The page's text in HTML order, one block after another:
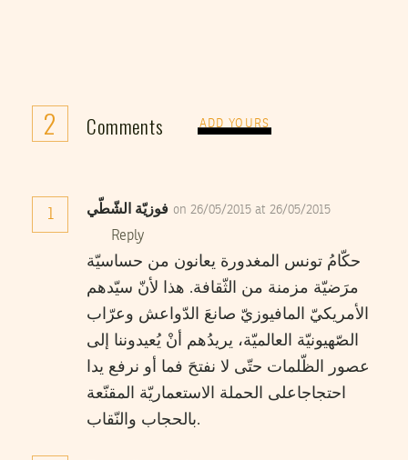
2 Comments ADD YOURS
1 فوزيّة الشّطّي on 26/05/2015 at 26/05/2015
Reply
حكّامُ تونس المغدورة يعانون من حساسيّة
مرَضيّة مزمنة من الثّقافة. هذا لأنّ سيّدهم
الأمريكيّ المافيوزيّ صانعَ الدّواعش وعرّاب
الصّهيونيّة العالميّة، يريدُهم أنْ يُعيدوننا إلى
عصور الظّلمات حتّى لا نفتحَ فما أو نرفع يدا
احتجاجاعلى الحملة الاستعماريّة المقنّعة
بالحجاب والنّقاب.